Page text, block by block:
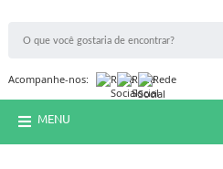
Acompanhe-nos:
MENU